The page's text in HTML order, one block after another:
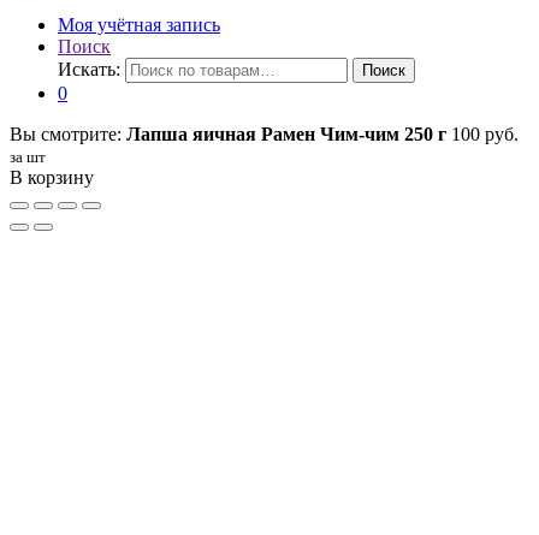
Моя учётная запись
Поиск
Искать:
Поиск
0
Вы смотрите: Лапша яичная Рамен Чим-чим 250 г 100 руб.
за шт
В корзину